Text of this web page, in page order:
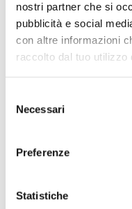
nostri partner che si
pubblicità e social
con altre informazioni
raccolto dal tuo utilizzo
delNecessari
Preferenze
Statistiche
Accessories EB00
Accessories for